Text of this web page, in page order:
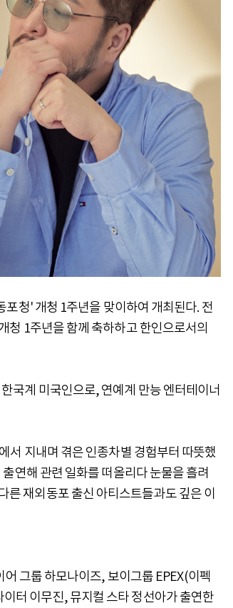
청' 개청 1주년을 맞이하여 개최된다. 전
청 1주년을 함께 축하하고 한인으로서의
국계 미국인으로, 연예계 만능 엔터테이너
서 지내며 겪은 인종차별 경험부터 따뜻했
연해 관련 일화를 떠올리다 눈물을 흘려
재외동포 출신 아티스트들과도 깊은 이
그룹 하모나이즈, 보이그룹 EPEX(이펙
터 이무진, 뮤지컬 스타 정선아가 출연한